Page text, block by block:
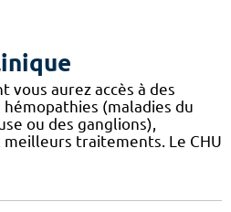
vous aurez accès à des
(maladies du
ou des ganglions),
meilleurs traitements. Le CHU